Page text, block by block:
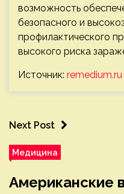
возможность
безопасного и
профилактического
высокого риска
Источник: remedium.ru
Next Post
Медицина
Американские